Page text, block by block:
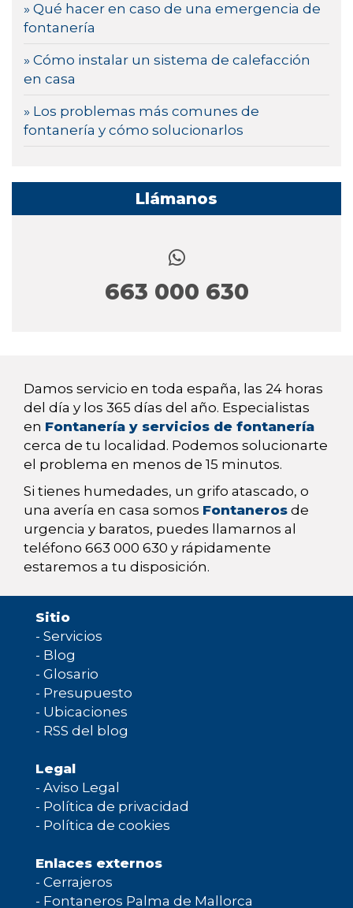
» Qué hacer en caso de una emergencia de
fontanería
» Cómo instalar un sistema de calefacción
en casa
» Los problemas más comunes de
fontanería y cómo solucionarlos
Llámanos
663 000 630
Damos servicio en toda españa, las 24 horas
del día y los 365 días del año. Especialistas
en Fontanería y servicios de fontanería
cerca de tu localidad. Podemos solucionarte
el problema en menos de 15 minutos.
Si tienes humedades, un grifo atascado, o
una avería en casa somos Fontaneros de
urgencia y baratos, puedes llamarnos al
teléfono 663 000 630 y rápidamente
estaremos a tu disposición.
Sitio
- Servicios
- Blog
- Glosario
- Presupuesto
- Ubicaciones
- RSS del blog
Legal
- Aviso Legal
- Política de privacidad
- Política de cookies
Enlaces externos
- Cerrajeros
- Fontaneros Palma de Mallorca